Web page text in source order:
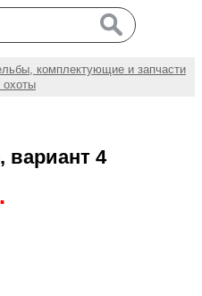
комплектующие и запчасти
охоты
вариант 4